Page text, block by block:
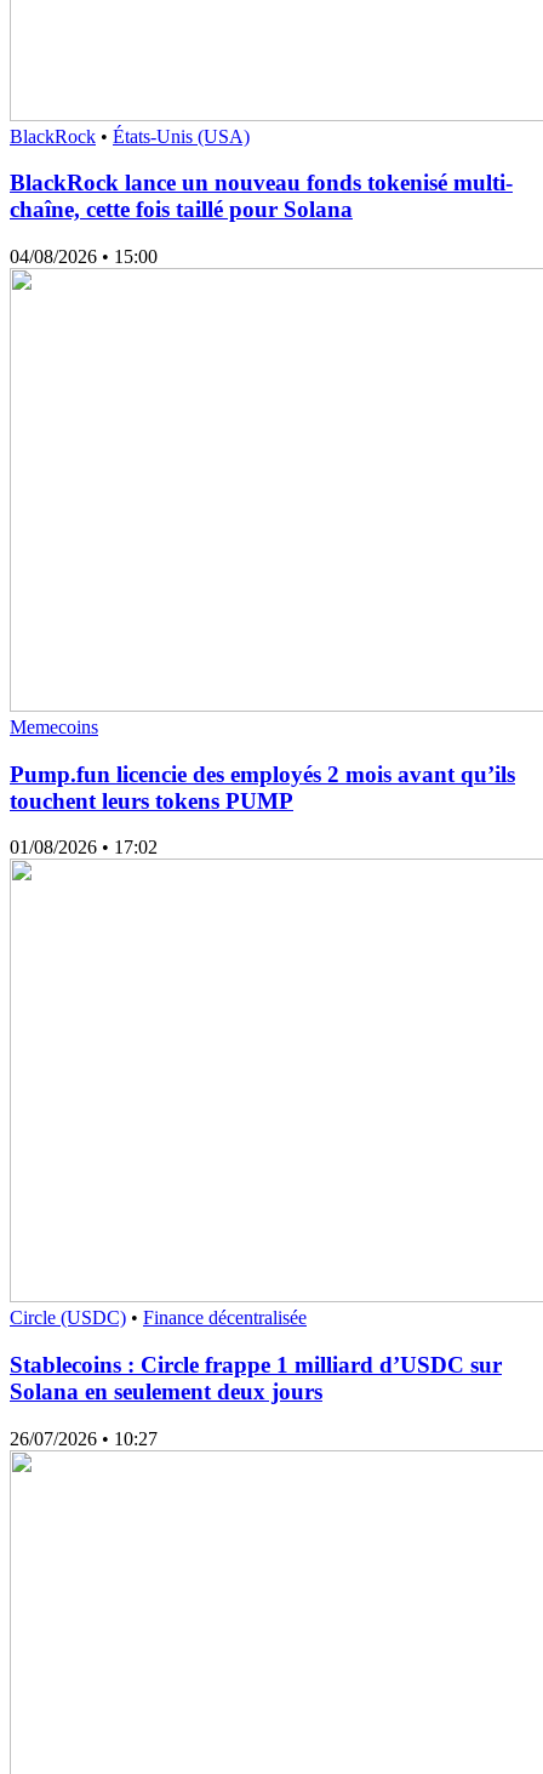
BlackRock • États-Unis (USA)
BlackRock lance un nouveau fonds tokenisé multi-
chaîne, cette fois taillé pour Solana
04/08/2026 • 15:00
Memecoins
Pump.fun licencie des employés 2 mois avant qu’ils
touchent leurs tokens PUMP
01/08/2026 • 17:02
Circle (USDC) • Finance décentralisée
Stablecoins : Circle frappe 1 milliard d’USDC sur
Solana en seulement deux jours
26/07/2026 • 10:27